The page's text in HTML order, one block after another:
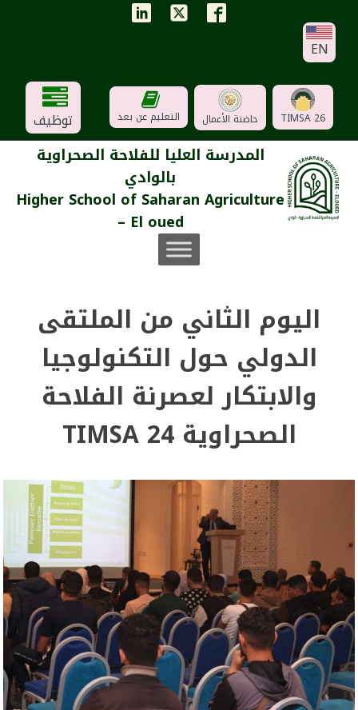
EN
TIMSA 26 حاضنة الأعمال التعليم عن بعد توظيف
المدرسة العليا للفلاحة الصحراوية
بالوادي
Higher School of Saharan Agriculture
– El oued
اليوم الثاني من الملتقى
الدولي حول التكنولوجيا
والابتكار لعصرنة الفلاحة
الصحراوية TIMSA 24